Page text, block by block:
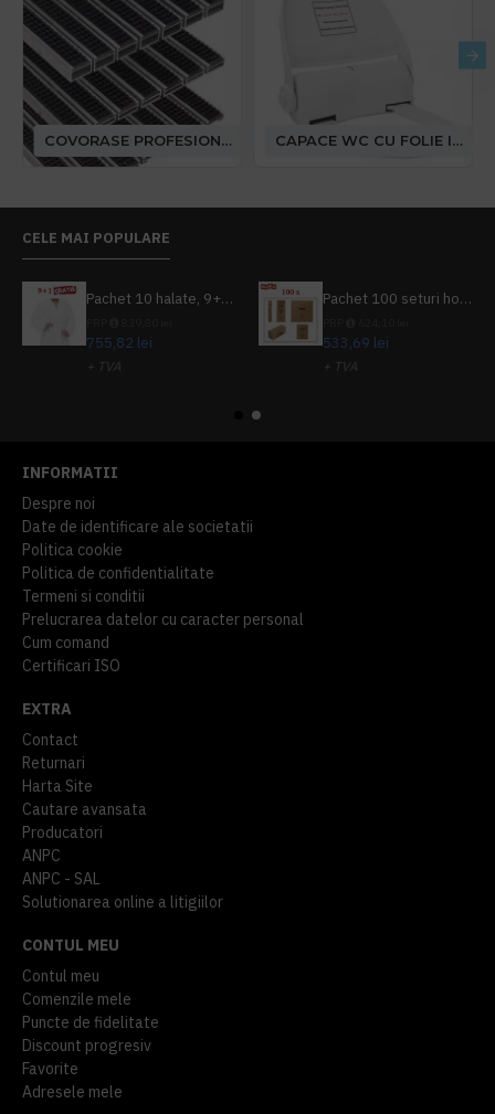
COVORASE PROFESIONALE CAPACE WC CU FOLIE IGIENICA
CELE MAI POPULARE
Pachet 10 halate, 9+1 gratuit
755,82 lei
+ TVA
Pachet 100 seturi hoteliere, set dentar, set barbierit, casca de dus, pila unghii, set cusut
533,69 lei
+ TVA
INFORMATII
Despre noi
Date de identificare ale societatii
Politica cookie
Politica de confidentialitate
Termeni si conditii
Prelucrarea datelor cu caracter personal
Cum comand
Certificari ISO
EXTRA
Contact
Returnari
Harta Site
Cautare avansata
Producatori
ANPC
ANPC - SAL
Solutionarea online a litigiilor
CONTUL MEU
Contul meu
Comenzile mele
Puncte de fidelitate
Discount progresiv
Favorite
Adresele mele